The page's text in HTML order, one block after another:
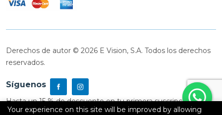
Derechos de autor © 2026 E Vision, S.A. Todos los derechos
reservados.
Síguenos
Hasta un 15 % de descuento en tu primera suscripción
Your experience on this site will be improved by allowing